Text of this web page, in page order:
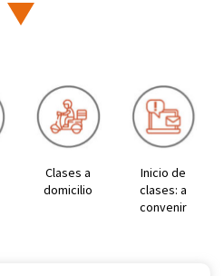
Clases a
domicilio
Inicio de
clases: a
convenir